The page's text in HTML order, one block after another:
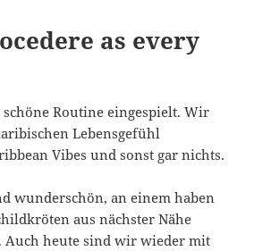
as every
schöne Routine eingespielt. Wir
Lebensgefühl
Vibes und sonst gar nichts.
wunderschön, an einem haben
aus nächster Nähe
Auch heute sind wir wieder mit